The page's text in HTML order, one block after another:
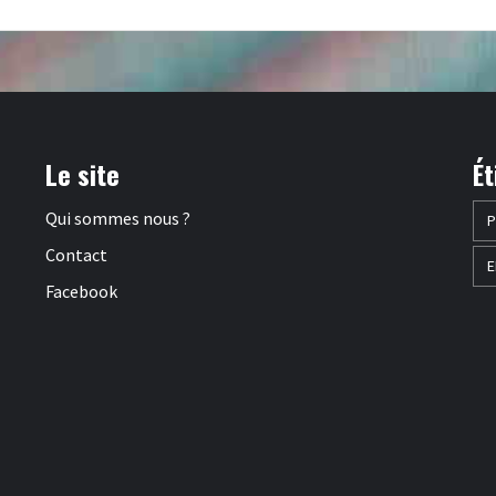
Le site
Qui sommes nous ?
Contact
Facebook